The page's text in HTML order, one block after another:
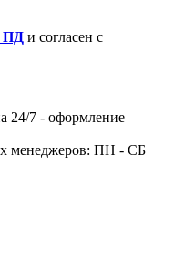
ПД и согласен с
24/7 - оформление
менеджеров: ПН - СБ